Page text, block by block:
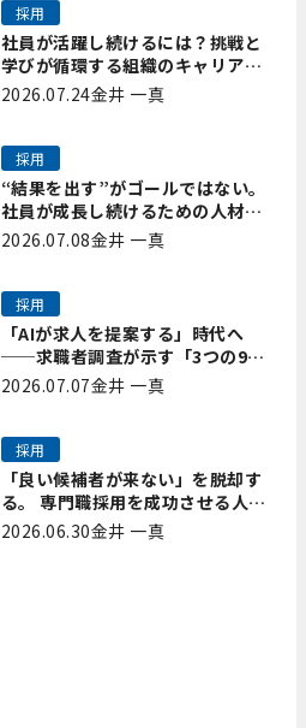
社員が活躍し続けるには？挑戦と
学びが循環する組織のキャリア開
発｜プレシャスパートナーズ矢野
採用
2026.07.24金井 一真
“結果を出す”がゴールではない。
社員が成長し続けるための人材育
成戦略｜プレシャスパートナーズ
採用
2026.07.08金井 一真
「AIが求人を提案する」時代へ
──求職者調査が示す「3つの9
割」と、採用担当が今すべき準備
採用
2026.07.07金井 一真
「良い候補者が来ない」を脱却す
る。 専門職採用を成功させる人事
が実践している4つのこと
採用
2026.06.30金井 一真